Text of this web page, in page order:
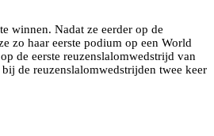
winnen. Nadat ze eerder op de
zo haar eerste podium op een World
de eerste reuzenslalomwedstrijd van
de reuzenslalomwedstrijden twee keer